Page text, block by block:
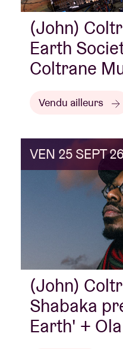
(John)
Earth
Coltrane
Vendu ailleurs
VEN 25 SEPT
(John)
Shabaka
Earth' +